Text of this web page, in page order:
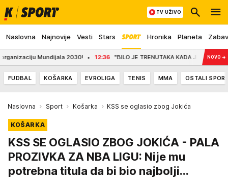
Naslovna Najnovije Vesti Stars Hronika Planeta
TV UŽIVO
Mundijala 2030! 12:36 "BILO JE TRENUTAKA KADA JE HTELA DANOVO →
FUDBAL KOŠARKA EVROLIGA TENIS MMA OSTALI
Naslovna Sport Košarka KSS se oglasio zbog Jokića
KOŠARKA
KSS SE OGLASIO ZBOG JOKIĆA - PALA
PROZIVKA ZA NBA LIGU: Nije mu
potrebna titula da bi bio najbolji...